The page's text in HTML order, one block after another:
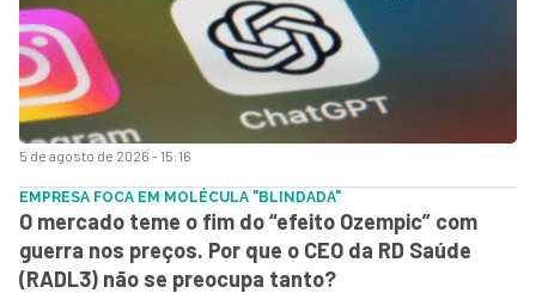
5 de agosto de 2026 - 15:16
EMPRESA FOCA EM MOLÉCULA "BLINDADA"
O mercado teme o fim do “efeito Ozempic” com
guerra nos preços. Por que o CEO da RD Saúde
(RADL3) não se preocupa tanto?